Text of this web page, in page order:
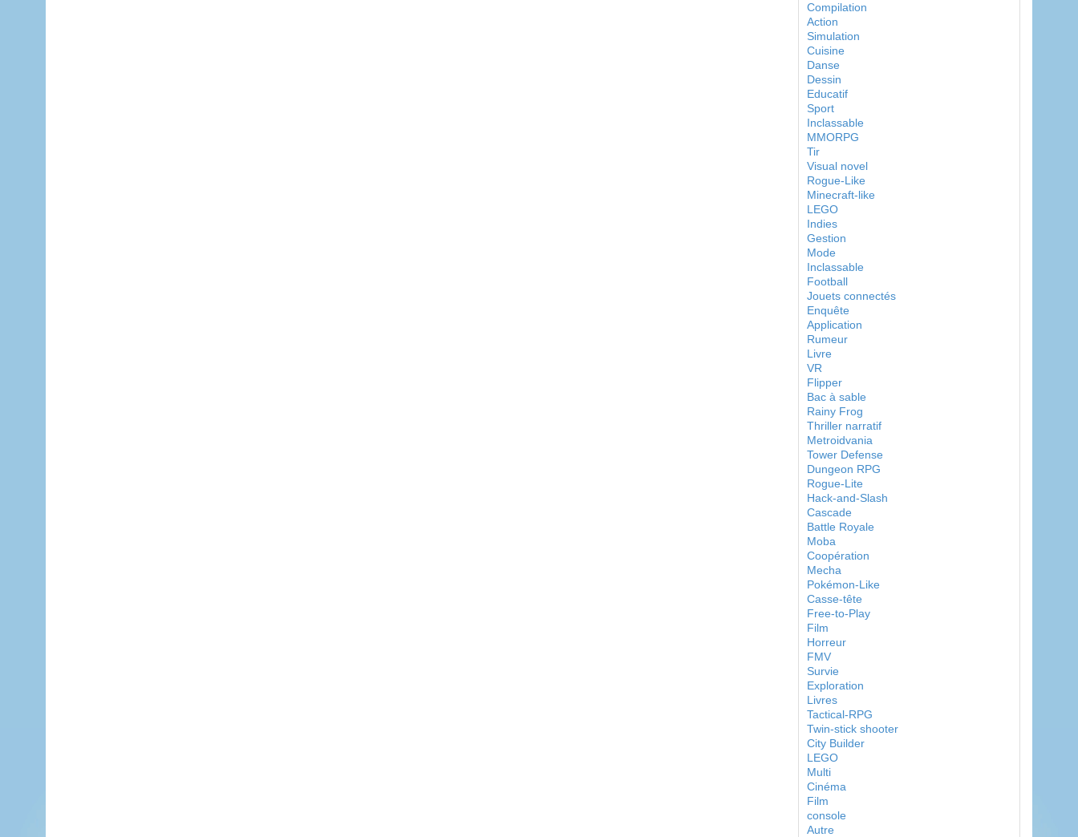
Compilation
Action
Simulation
Cuisine
Danse
Dessin
Educatif
Sport
Inclassable
MMORPG
Tir
Visual novel
Rogue-Like
Minecraft-like
LEGO
Indies
Gestion
Mode
Inclassable
Football
Jouets connectés
Enquête
Application
Rumeur
Livre
VR
Flipper
Bac à sable
Rainy Frog
Thriller narratif
Metroidvania
Tower Defense
Dungeon RPG
Rogue-Lite
Hack-and-Slash
Cascade
Battle Royale
Moba
Coopération
Mecha
Pokémon-Like
Casse-tête
Free-to-Play
Film
Horreur
FMV
Survie
Exploration
Livres
Tactical-RPG
Twin-stick shooter
City Builder
LEGO
Multi
Cinéma
Film
console
Autre